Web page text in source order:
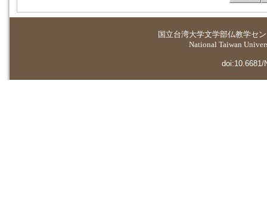
国立台湾大学文学部仏教学セ
National Taiwan
doi:10.6681/